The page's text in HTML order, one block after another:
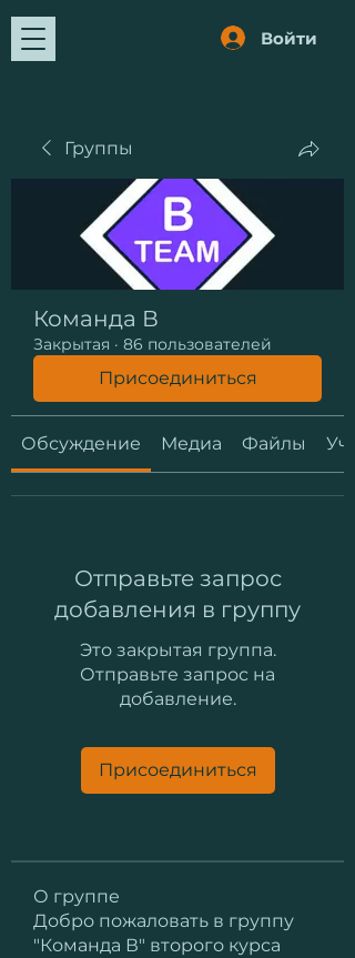
Войти
Группы
Команда В
Закрытая · 86 пользователей
Присоединиться
Обсуждение Медиа Файлы
Отправьте запрос
добавления в группу
Это закрытая группа.
Отправьте запрос на
добавление.
Присоединиться
О группе
Добро пожаловать в группу
"Команда В" второго курса